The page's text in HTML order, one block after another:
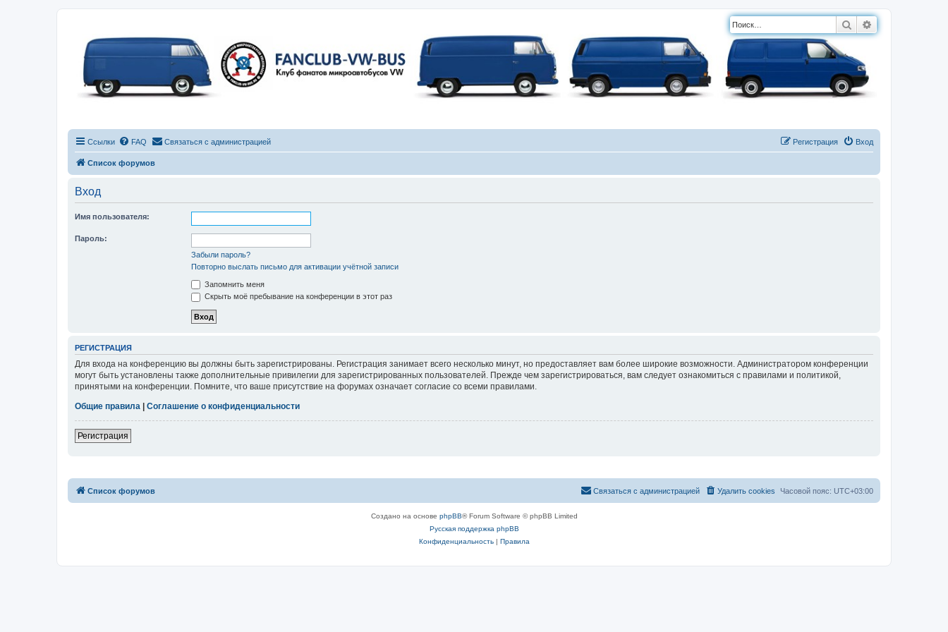
Поиск
Ссылки FAQ Связаться с администрацией Вход
Регистрация
Список форумов
Вход
Имя пользователя:
Пароль:
Забыли пароль?
Повторно выслать письмо для активации учётной записи
Запомнить меня
Скрыть моё пребывание на конференции в этот раз
РЕГИСТРАЦИЯ
Для входа на конференцию вы должны быть зарегистрированы. Регистрация занимает всего несколько минут, но предоставляет вам более широкие возможности. Администратором конференции
могут быть установлены также дополнительные привилегии для зарегистрированных пользователей. Прежде чем зарегистрироваться, вам следует ознакомиться с правилами и политикой,
принятыми на конференции. Помните, что ваше присутствие на форумах означает согласие со всеми правилами.
Общие правила
Соглашение о конфиденциальности
Регистрация
Список форумов Часовой пояс: UTC+03:00
Удалить cookies
Связаться с администрацией
Создано на основе phpBB® Forum Software © phpBB Limited
Русская поддержка phpBB
Конфиденциальность| Правила